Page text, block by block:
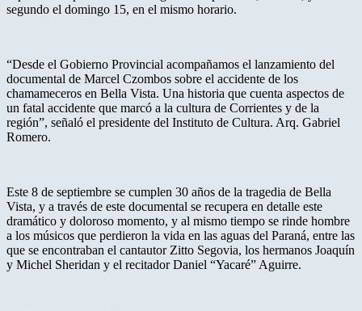
segundo el domingo 15, en el mismo horario.
“Desde el Gobierno Provincial acompañamos el lanzamiento del
documental de Marcel Czombos sobre el accidente de los
chamameceros en Bella Vista. Una historia que cuenta aspectos de
un fatal accidente que marcó a la cultura de Corrientes y de la
región”, señaló el presidente del Instituto de Cultura. Arq. Gabriel
Romero.
Este 8 de septiembre se cumplen 30 años de la tragedia de Bella
Vista, y a través de este documental se recupera en detalle este
dramático y doloroso momento, y al mismo tiempo se rinde hombre
a los músicos que perdieron la vida en las aguas del Paraná, entre las
que se encontraban el cantautor Zitto Segovia, los hermanos Joaquín
y Michel Sheridan y el recitador Daniel “Yacaré” Aguirre.